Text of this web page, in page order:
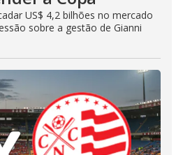
US$ 4,2 bilhões no mercado
sobre a gestão de Gianni